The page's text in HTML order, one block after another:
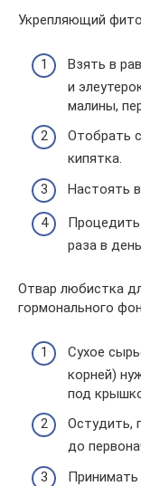
Укрепляющий
Взять в
и
малины,
Отобрать
кипятка.
Настоять
раза в
Отвар любистка
гормонального
Сухое
корней)
под
Остудить,
до